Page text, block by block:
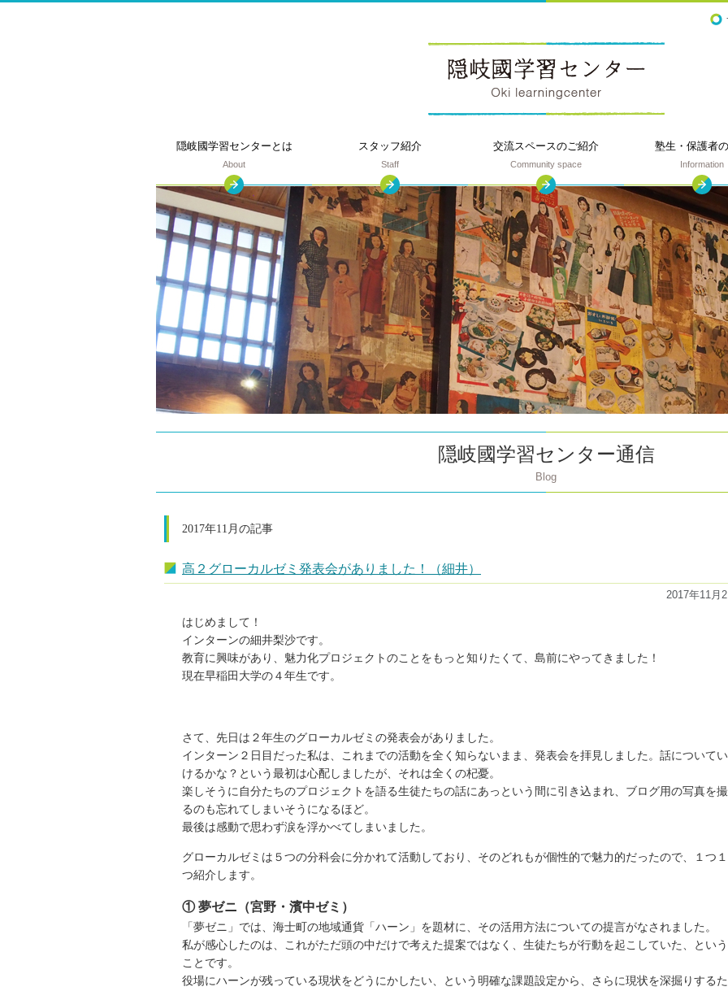
隠岐國学習センターとは
About
スタッフ紹介
Staff
交流スペースのご紹介
Community space
塾生・保護者の
Information
隠岐國学習センター通信
Blog
2017年11月の記事
高２グローカルゼミ発表会がありました！（細井）
2017年11月
はじめまして！
インターンの細井梨沙です。
教育に興味があり、魅力化プロジェクトのことをもっと知りたくて、島前にやってきました！
現在早稲田大学の４年生です。
さて、先日は２年生のグローカルゼミの発表会がありました。
インターン２日目だった私は、これまでの活動を全く知らないまま、発表会を拝見しました。話についてい
けるかな？という最初は心配しましたが、それは全くの杞憂。
楽しそうに自分たちのプロジェクトを語る生徒たちの話にあっという間に引き込まれ、ブログ用の写真を撮
るのも忘れてしまいそうになるほど。
最後は感動で思わず涙を浮かべてしまいました。
グローカルゼミは５つの分科会に分かれて活動しており、そのどれもが個性的で魅力的だったので、１つ１
つ紹介します。
① 夢ゼニ（宮野・濱中ゼミ）
「夢ゼニ」では、海士町の地域通貨「ハーン」を題材に、その活用方法についての提言がなされました。
私が感心したのは、これがただ頭の中だけで考えた提案ではなく、生徒たちが行動を起こしていた、という
ことです。
役場にハーンが残っている現状をどうにかしたい、という明確な課題設定から、さらに現状を深掘りするた